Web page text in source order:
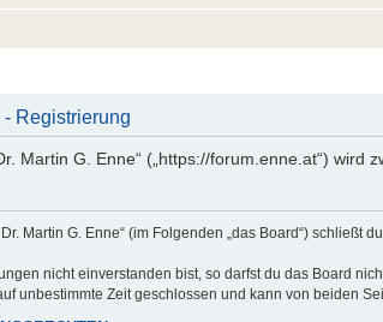
- Registrierung
Martin G. Enne“ („https://forum.enne.at“)
Dr. Martin G. Enne“ (im Folgenden „das Board“)
nicht einverstanden bist, so darfst du das Board
unbestimmte Zeit geschlossen und kann von beiden